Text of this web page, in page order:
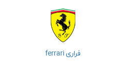
فراری ferrari